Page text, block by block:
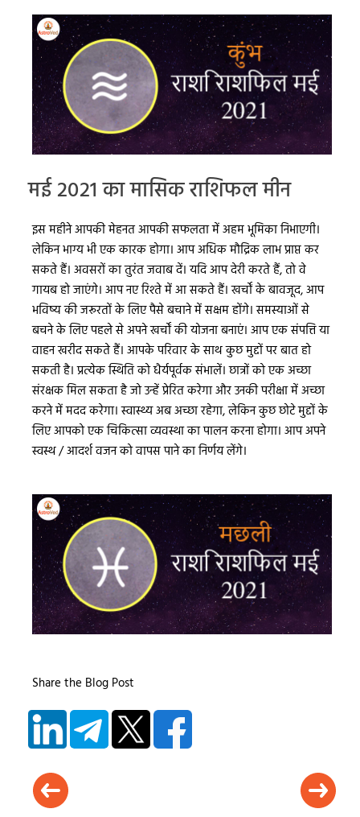
मई 2021 का मासिक राशिफल मीन
इस महीने आपकी मेहनत आपकी सफलता में अहम भूमिका निभाएगी।
लेकिन भाग्य भी एक कारक होगा। आप अधिक मौद्रिक लाभ प्राप्त कर
सकते हैं। अवसरों का तुरंत जवाब दें। यदि आप देरी करते हैं, तो वे
गायब हो जाएंगे। आप नए रिश्ते में आ सकते हैं। खर्चों के बावजूद, आप
भविष्य की जरूरतों के लिए पैसे बचाने में सक्षम होंगे। समस्याओं से
बचने के लिए पहले से अपने खर्चों की योजना बनाएं। आप एक संपत्ति या
वाहन खरीद सकते हैं। आपके परिवार के साथ कुछ मुद्दों पर बात हो
सकती है। प्रत्येक स्थिति को धैर्यपूर्वक संभालें। छात्रों को एक अच्छा
संरक्षक मिल सकता है जो उन्हें प्रेरित करेगा और उनकी परीक्षा में अच्छा
करने में मदद करेगा। स्वास्थ्य अब अच्छा रहेगा, लेकिन कुछ छोटे मुद्दों के
लिए आपको एक चिकित्सा व्यवस्था का पालन करना होगा। आप अपने
स्वस्थ / आदर्श वजन को वापस पाने का निर्णय लेंगे।
Share the Blog Post